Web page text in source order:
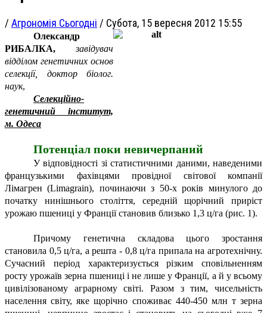
/ Агрономія Сьогодні / Субота, 15 вересня 2012 15:55
Олександр
РИБАЛКА,
завідувач
відділом генетичних основ
селекції, доктор біолог.
наук,
Селекційно-
генетичний інститут,
м. Одеса
Потенціал поки невичерпаний
У відповідності зі статистичними даними, наведеними
французькими фахівцями провідної світової компанії
Лімагрен (Limagrain), починаючи з 50-х років минулого до
початку нинішнього століття, середній щорічний приріст
урожаю пшениці у Франції становив близько 1,3 ц/га (рис. 1).
Причому генетична складова цього зростання
становила 0,5 ц/га, а решта - 0,8 ц/га припала на агротехнічну.
Сучасний період характеризується різким сповільненням
росту урожаїв зерна пшениці і не лише у Франції, а й у всьому
цивілізованому аграрному світі. Разом з тим, чисельність
населення світу, яке щорічно споживає 440-450 млн т зерна